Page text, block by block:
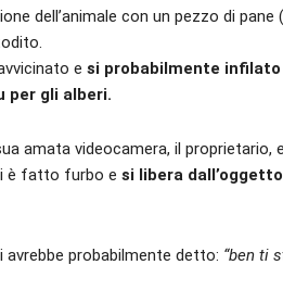
dell’animale con un pezzo di
e si probabilmente
per gli alberi.
amata videocamera, il
è fatto furbo e si libera
probabilmente detto: “ben ti